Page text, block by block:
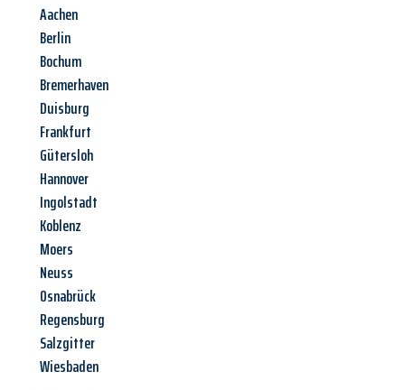
Aachen
Berlin
Bochum
Bremerhaven
Duisburg
Frankfurt
Gütersloh
Hannover
Ingolstadt
Koblenz
Moers
Neuss
Osnabrück
Regensburg
Salzgitter
Wiesbaden